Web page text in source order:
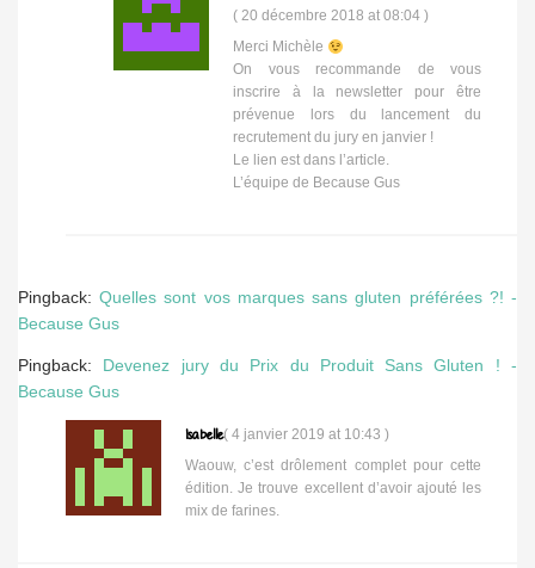
( 20 décembre 2018 at 08:04 )
Merci Michèle
On vous recommande de vous
inscrire à la newsletter pour être
prévenue lors du lancement du
recrutement du jury en janvier !
Le lien est dans l’article.
L’équipe de Because Gus
Pingback:Quelles sont vos marques sans gluten préférées ?! -
Because Gus
Pingback: Devenez jury du Prix du Produit Sans Gluten ! -
Because Gus
Isabelle( 4 janvier 2019 at 10:43 )
Waouw, c’est drôlement complet pour cette
édition. Je trouve excellent d’avoir ajouté les
mix de farines.